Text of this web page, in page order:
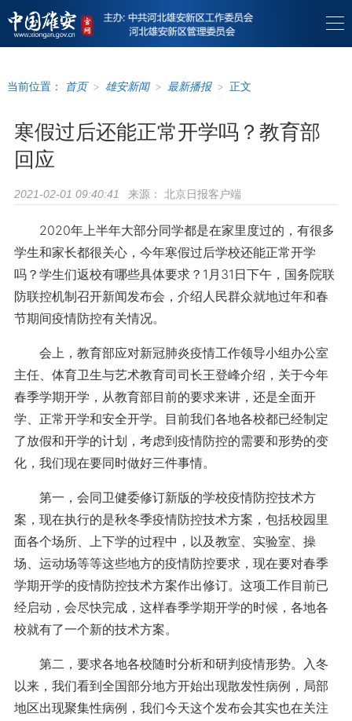
当前位置： 首页 > 雄安新闻 > 最新播报 > 正文
寒假过后还能正常开学吗？教育部
回应
2021-02-01 09:40:41 来源： 北京日报客户端
2020年上半年大部分同学都是在家里度过的，有很多
学生和家长都很关心，今年寒假过后学校还能正常开学
吗？学生们返校有哪些具体要求？1月31日下午，国务院联
防联控机制召开新闻发布会，介绍人民群众就地过年和春
节期间疫情防控有关情况。
会上，教育部应对新冠肺炎疫情工作领导小组办公室
主任、体育卫生与艺术教育司司长王登峰介绍，关于今年
春季学期开学，从教育部目前的要求来讲，还是全面开
学、正常开学和安全开学。目前我们各地各校都已经制定
了放假和开学的计划，考虑到疫情防控的需要和形势的变
化，我们现在要同时做好三件事情。
第一，会同卫健委修订新版的学校疫情防控技术方
案，现在执行的是秋冬季疫情防控技术方案，包括校园里
面各个场所、上下学的过程中，以及教室、实验室、操
场、运动场等等这些地方的疫情防控要求，现在要对春季
学期开学的疫情防控技术方案作出修订。这项工作目前已
经启动，会尽快完成，这样春季学期开学的时候，各地各
校就有了一个新的技术方案。
第二，要求各地各校随时分析和研判疫情形势。入冬
以来，我们看到全国部分地方开始出现散发性病例，局部
地区出现聚集性病例，我们今天这个发布会其实也在关注